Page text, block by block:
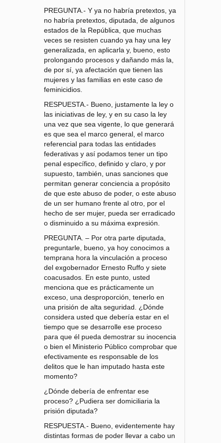
PREGUNTA.- Y ya no habría pretextos, ya
no habría pretextos, diputada, de algunos
estados de la República, que muchas
veces se resisten cuando ya hay una ley
generalizada, en aplicarla y, bueno, esto
prolongando procesos y dañando más la,
de por sí, ya afectación que tienen las
mujeres y las familias en este caso de
feminicidios.
RESPUESTA.- Bueno, justamente la ley o
las iniciativas de ley, y en su caso la ley
una vez que sea vigente, lo que generará
es que sea el marco general, el marco
referencial para todas las entidades
federativas y así podamos tener un tipo
penal específico, definido y claro, y por
supuesto, también, unas sanciones que
permitan generar conciencia a propósito
de que este abuso de poder, o este abuso
de un ser humano frente al otro, por el
hecho de ser mujer, pueda ser erradicado
o disminuido a su máxima expresión.
PREGUNTA. – Por otra parte diputada,
preguntarle, bueno, ya hoy conocimos a
temprana hora la vinculación a proceso
del exgobernador Ernesto Ruffo y siete
coacusados. En este punto, usted
menciona que es prácticamente un
exceso, una desproporción, tenerlo en
una prisión de alta seguridad. ¿Dónde
considera usted que debería estar en el
tiempo que se desarrolle ese proceso
para que él pueda demostrar su inocencia
o bien el Ministerio Público comprobar que
efectivamente es responsable de los
delitos que le han imputado hasta este
momento?
¿Dónde debería de enfrentar ese
proceso? ¿Pudiera ser domiciliaria la
prisión diputada?
RESPUESTA.- Bueno, evidentemente hay
distintas formas de poder llevar a cabo un